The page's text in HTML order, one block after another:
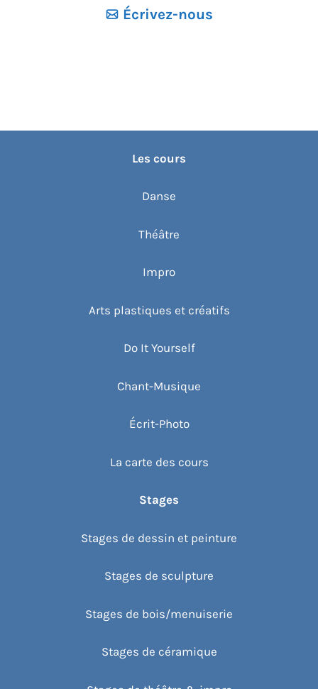
Écrivez-nous
Les cours
Danse
Théâtre
Impro
Arts plastiques et créatifs
Do It Yourself
Chant-Musique
Écrit-Photo
La carte des cours
Stages
Stages de dessin et peinture
Stages de sculpture
Stages de bois/menuiserie
Stages de céramique